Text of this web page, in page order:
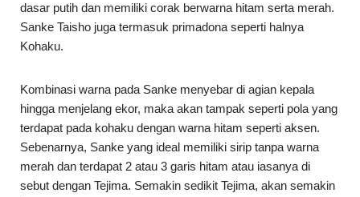
dasar putih dan memiliki corak berwarna hitam serta merah.
Sanke Taisho juga termasuk primadona seperti halnya
Kohaku.
Kombinasi warna pada Sanke menyebar di agian kepala
hingga menjelang ekor, maka akan tampak seperti pola yang
terdapat pada kohaku dengan warna hitam seperti aksen.
Sebenarnya, Sanke yang ideal memiliki sirip tanpa warna
merah dan terdapat 2 atau 3 garis hitam atau iasanya di
sebut dengan Tejima. Semakin sedikit Tejima, akan semakin